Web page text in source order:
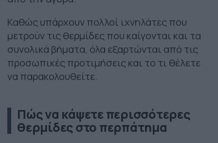
Καθώς υπάρχουν πολλοί ιχνηλάτες που
μετρούν τις θερμίδες που καίγονται και τα
συνολικά βήματα, όλα εξαρτώνται από τις
προσωπικές προτιμήσεις και το τι θέλετε
να παρακολουθείτε.
Πώς να κάψετε περισσότερες
θερμίδες στο περπάτημα